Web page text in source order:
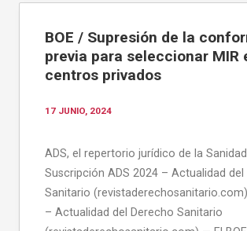
BOE / Supresión de la
previa para seleccionar MIR
centros privados
17 JUNIO, 2024
ADS, el repertorio jurídico de la Sanidad
Suscripción ADS 2024 – Actualidad del
Sanitario
– Actualidad del Derecho Sanitario